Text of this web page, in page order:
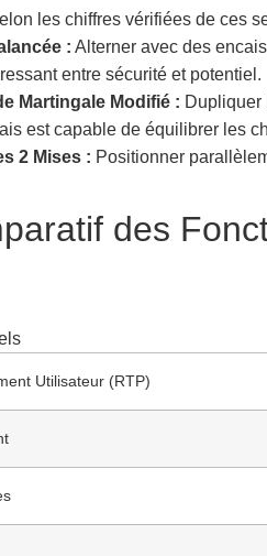
les chiffres vérifiées de ces
: Alterner avec des
entre sécurité et potentiel.
Martingale Modifié : Dupliquer
est capable de équilibrer les
2 Mises : Positionner
des
Utilisateur (RTP)